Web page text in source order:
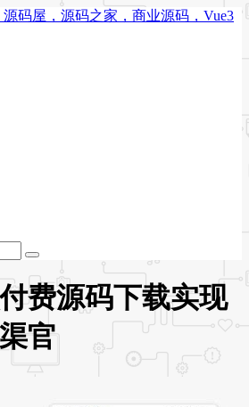
费源码下载实现
官